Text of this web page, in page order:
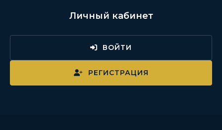
Личный кабинет
ВОЙТИ
РЕГИСТРАЦИЯ